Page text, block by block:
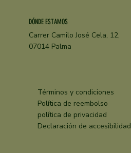
DÓNDE ESTAMOS
Carrer Camilo José Cela, 12,
07014 Palma
Términos y condiciones
Política de reembolso
política de privacidad
Declaración de accesibilidad